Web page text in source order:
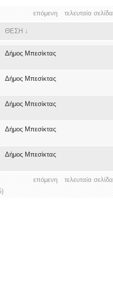
τελευταία σελίδα
επόμενη
ΘΕΣΗ ↓
Δήμος Μπεσίκτας
Δήμος Μπεσίκτας
Δήμος Μπεσίκτας
Δήμος Μπεσίκτας
Δήμος Μπεσίκτας
τελευταία σελίδα
επόμενη